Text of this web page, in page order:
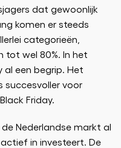
dat gewoonlijk
komen er steeds
categorieën,
tot wel 80%. In het
al een begrip. Het
succesvoller voor
Friday.
Nederlandse markt al
in investeert. De